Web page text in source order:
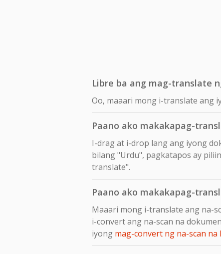
Libre ba ang mag-translate
Oo, maaari mong i-translate ang
Paano ako makakapag-
I-drag at i-drop lang ang iyong
bilang "Urdu", pagkatapos ay
translate".
Paano ako makakapag-
Maaari mong i-translate ang na-
i-convert ang na-scan na
iyong mag-convert ng na-scan na